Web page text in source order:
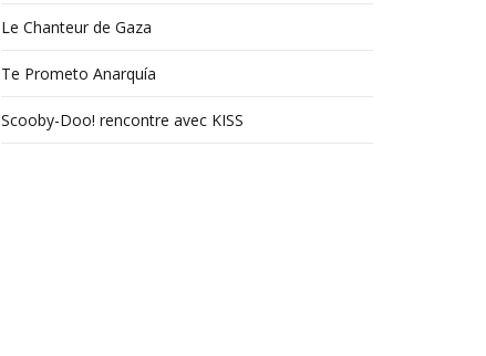
Le Chanteur de Gaza
Te Prometo Anarquía
Scooby-Doo! rencontre avec KISS